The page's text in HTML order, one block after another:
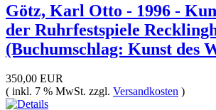
Götz, Karl Otto - 1996 -
der Ruhrfestspiele
(Buchumschlag: Kunst des
350,00 EUR
( inkl. 7 % MwSt. zzgl. Versandkosten )